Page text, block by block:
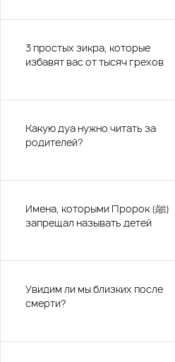
3 простых зикра, которые
избавят вас от тысяч грехов
Какую дуа нужно читать за
родителей?
Имена, которыми Пророк (ﷺ)
запрещал называть детей
Увидим ли мы близких после
смерти?